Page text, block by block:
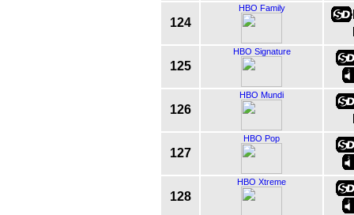
124
HBO Family
125
HBO Signature
126
HBO Mundi
127
HBO Pop
128
HBO Xtreme